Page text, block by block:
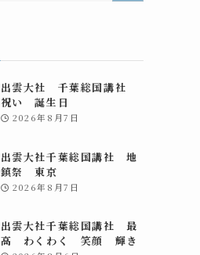
出雲大社 千葉総国講社
祝い 誕生日
2026年8月7日
出雲大社千葉総国講社 地
鎮祭 東京
2026年8月7日
出雲大社千葉総国講社 最
高 わくわく 笑顔 輝き